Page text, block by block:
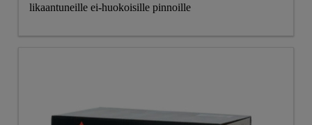
likaantuneille ei-huokoisille pinnoille